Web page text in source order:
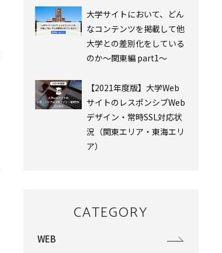
⼤学サイトにおいて、どん
なコンテンツを掲載して他
⼤学との差別化をしている
のか〜関東編 part1〜
【2021年度版】大学Web
サイトのレスポンシブWeb
デザイン・常時SSL対応状
況（関東エリア・東海エリ
ア）
CATEGORY
WEB